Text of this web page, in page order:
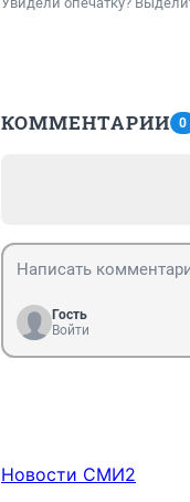
КОММЕНТАРИИ 0
Гость
Войти
Новости СМИ2